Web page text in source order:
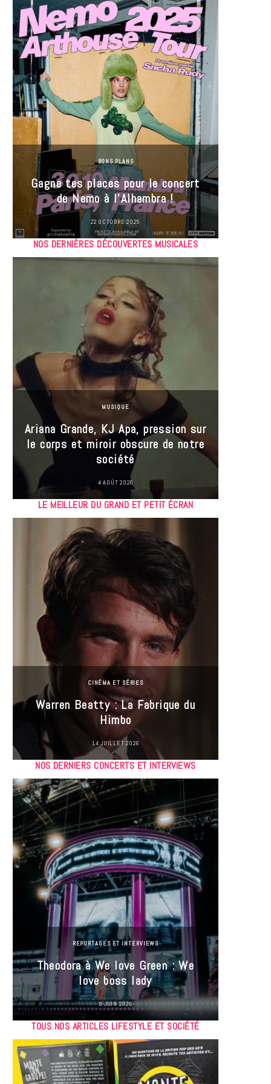
BONS PLANS
Gagne tes places pour le concert
de Nemo à l’Alhambra !
22 OCTOBRE 2025
NOS DERNIÈRES DÉCOUVERTES MUSICALES
MUSIQUE
Ariana Grande, KJ Apa, pression sur
le corps et miroir obscure de notre
société
4 AOÛT 2026
LE MEILLEUR DU GRAND ET PETIT ÉCRAN
CINÉMA ET SÉRIES
Warren Beatty : La Fabrique du
Himbo
14 JUILLET 2026
NOS DERNIERS CONCERTS ET INTERVIEWS
REPORTAGES ET INTERVIEWS
Theodora à We love Green : We
love boss lady
9 JUIN 2026
TOUS NOS ARTICLES LIFESTYLE ET SOCIÉTÉ